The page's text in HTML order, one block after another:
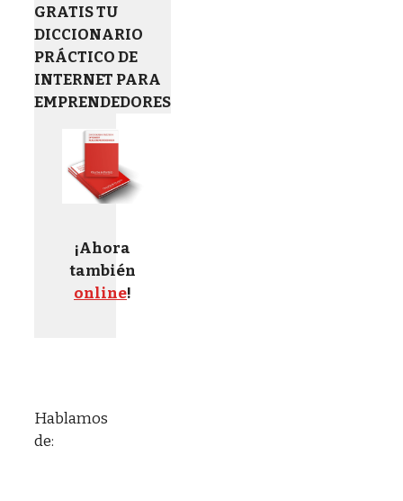
GRATIS TU
DICCIONARIO
PRÁCTICO DE
INTERNET PARA
EMPRENDEDORES
¡Ahora
también
online!
Hablamos
de: